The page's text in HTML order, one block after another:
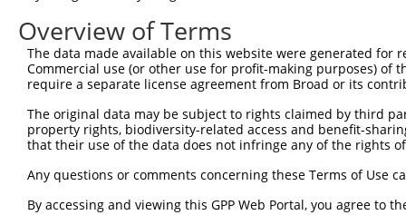
Overview of Terms
The data made available on this website were generated
Commercial use (or other use for profit-making purposes) of
require a separate license agreement from Broad or its
The original data may be subject to rights claimed by third
property rights, biodiversity-related access and benefit-
that their use of the data does not infringe any of the rights
Any questions or comments concerning these Terms of Use
By accessing and viewing this GPP Web Portal, you agree to